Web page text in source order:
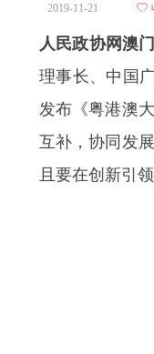
人民政协网澳
理事长、中国
发布《粤港澳
互补，协同发
且要在创新引
2019-11-21 ꄀ